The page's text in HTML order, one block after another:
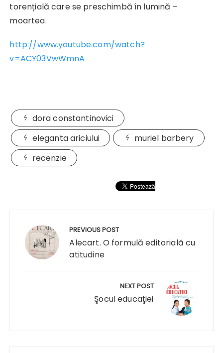
torențială care se preschimbă în lumină –
moartea.
http://www.youtube.com/watch?
v=ACY03VwWmnA
dora constantinovici
eleganta ariciului
muriel barbery
recenzie
articole
PREVIOUS POST
Alecart. O formulă editorială cu
atitudine
NEXT POST
Şocul educaţiei